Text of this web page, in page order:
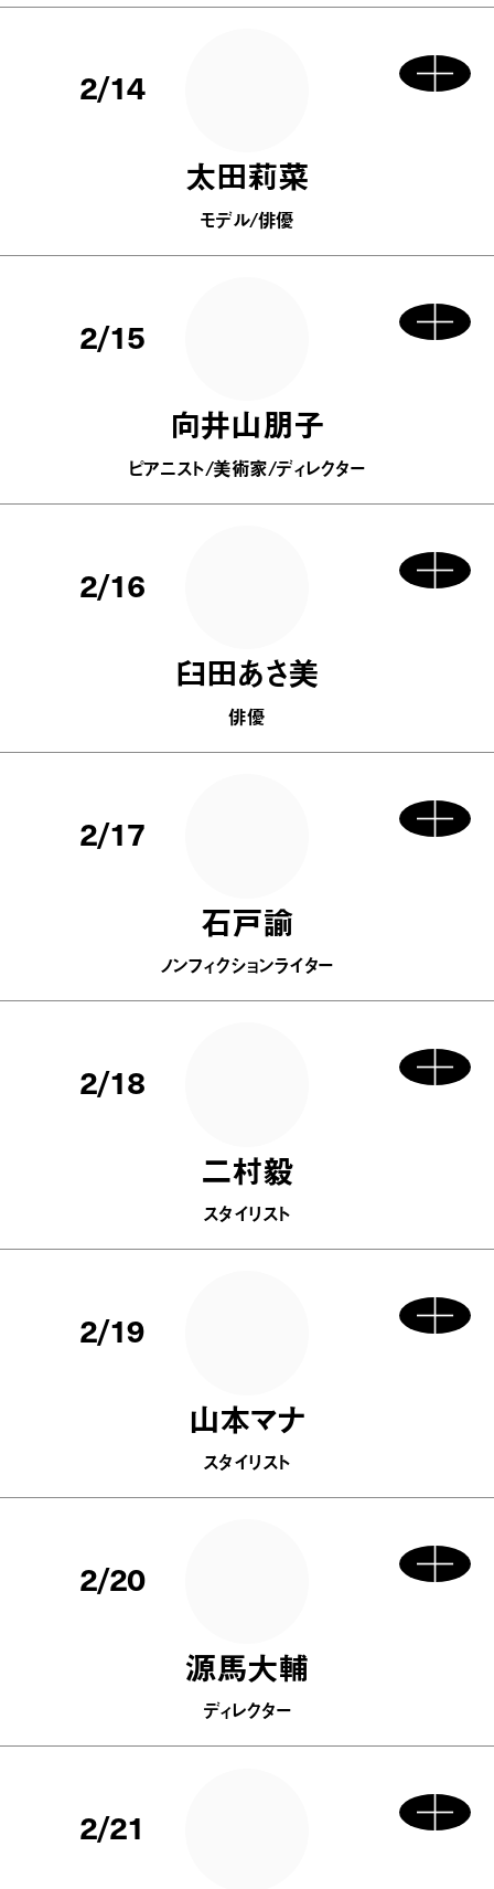
2/14
太田莉菜
モデル/俳優
2/15
向井山朋子
ピアニスト/美術家/ディレクター
2/16
臼田あさ美
俳優
2/17
石戸諭
ノンフィクションライター
2/18
二村毅
スタイリスト
2/19
山本マナ
スタイリスト
2/20
源馬大輔
ディレクター
2/21